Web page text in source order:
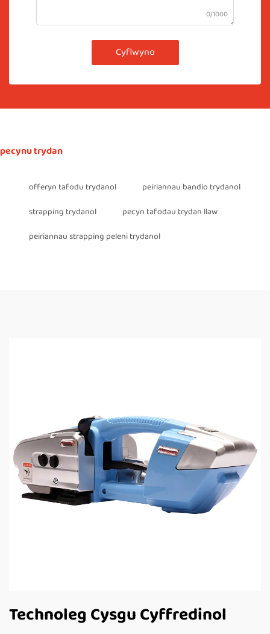
0/1000
Cyflwyno
pecynu trydan
offeryn tafodu trydanol
peiriannau bandio trydanol
strapping trydanol
pecyn tafodau trydan llaw
peiriannau strapping peleni trydanol
Technoleg Cysgu Cyffredinol